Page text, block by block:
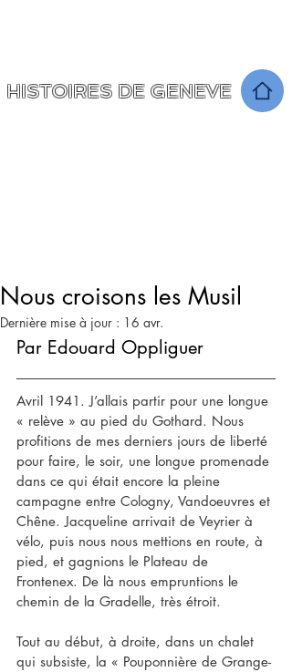
HISTOIRES DE GENEVE
Nous croisons les Musil
Dernière mise à jour : 16 avr.
Par Edouard Oppliguer
Avril 1941. J’allais partir pour une longue
« relève » au pied du Gothard. Nous
profitions de mes derniers jours de liberté
pour faire, le soir, une longue promenade
dans ce qui était encore la pleine
campagne entre Cologny, Vandoeuvres et
Chêne. Jacqueline arrivait de Veyrier à
vélo, puis nous nous mettions en route, à
pied, et gagnions le Plateau de
Frontenex. De là nous empruntions le
chemin de la Gradelle, très étroit.
Tout au début, à droite, dans un chalet
qui subsiste, la « Pouponnière de Grange-